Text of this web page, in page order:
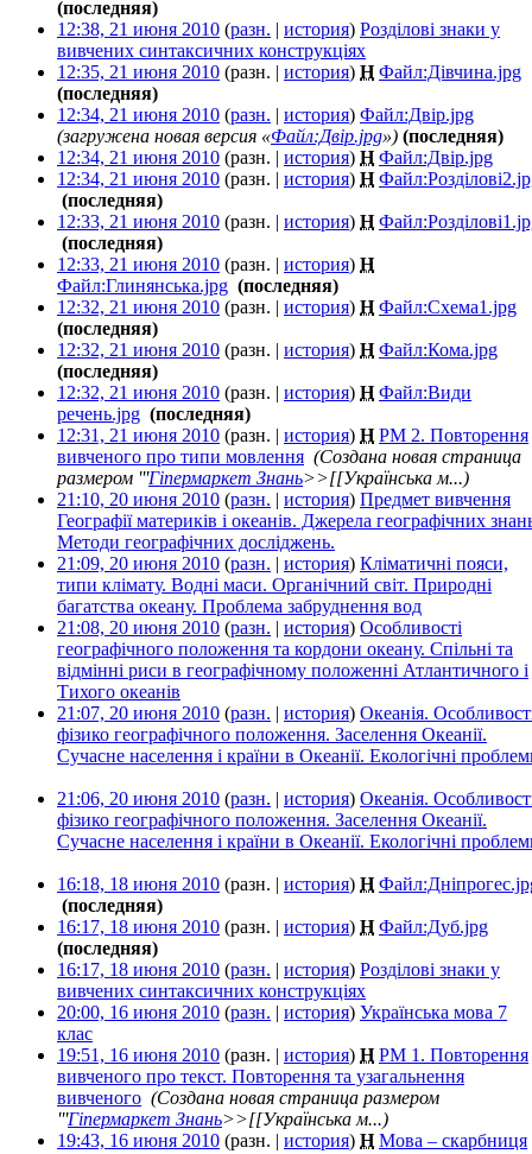
(последняя)
12:38, 21 июня 2010 (разн. | история) Розділові знаки у
вивчених синтаксичних конструкціях
12:35, 21 июня 2010 (разн. | история) Н Файл:Дівчина.jpg
(последняя)
12:34, 21 июня 2010 (разн. | история) Файл:Двір.jpg
(загружена новая версия «Файл:Двір.jpg») (последняя)
12:34, 21 июня 2010 (разн. | история) Н Файл:Двір.jpg
12:34, 21 июня 2010 (разн. | история) Н
(последняя)
12:33, 21 июня 2010 (разн. | история) Н
(последняя)
12:33, 21 июня 2010 (разн. | история) Н
Файл:Глинянська.jpg (последняя)
12:32, 21 июня 2010 (разн. | история) Н Файл:Схема1.jpg
(последняя)
12:32, 21 июня 2010 (разн. | история) Н Файл:Кома.jpg
(последняя)
12:32, 21 июня 2010 (разн. | история) Н Файл:Види
речень.jpg (последняя)
12:31, 21 июня 2010 (разн. | история) Н РМ 2. Повторення
вивченого про типи мовлення (Создана новая страница
размером '''Гіпермаркет Знань>>[[Українська м...)
21:10, 20 июня 2010 (разн. | история) Предмет вивчення
Географії материків і океанів. Джерела географічних
Методи географічних досліджень.
21:09, 20 июня 2010 (разн. | история) Кліматичні пояси,
типи клімату. Водні маси. Органічний світ. Природні
багатства океану. Проблема забруднення вод
21:08, 20 июня 2010 (разн. | история) Особливості
географічного положення та кордони океану. Спільні та
відмінні риси в географічному положенні Атлантичного і
Тихого океанів
21:07, 20 июня 2010 (разн. | история) Океанія.
фізико географічного положення. Заселення Океанії.
Сучасне населення і країни в Океанії. Екологічні
21:06, 20 июня 2010 (разн. | история) Океанія.
фізико географічного положення. Заселення Океанії.
Сучасне населення і країни в Океанії. Екологічні
16:18, 18 июня 2010 (разн. | история) Н
(последняя)
16:17, 18 июня 2010 (разн. | история) Н Файл:Дуб.jpg
(последняя)
16:17, 18 июня 2010 (разн. | история) Розділові знаки у
вивчених синтаксичних конструкціях
20:00, 16 июня 2010 (разн. | история) Українська мова 7
клас
19:51, 16 июня 2010 (разн. | история) Н РМ 1. Повторення
вивченого про текст. Повторення та узагальнення
вивченого (Создана новая страница размером
'''Гіпермаркет Знань>>[[Українська м...)
19:43, 16 июня 2010 (разн. | история) Н Мова – скарбниця